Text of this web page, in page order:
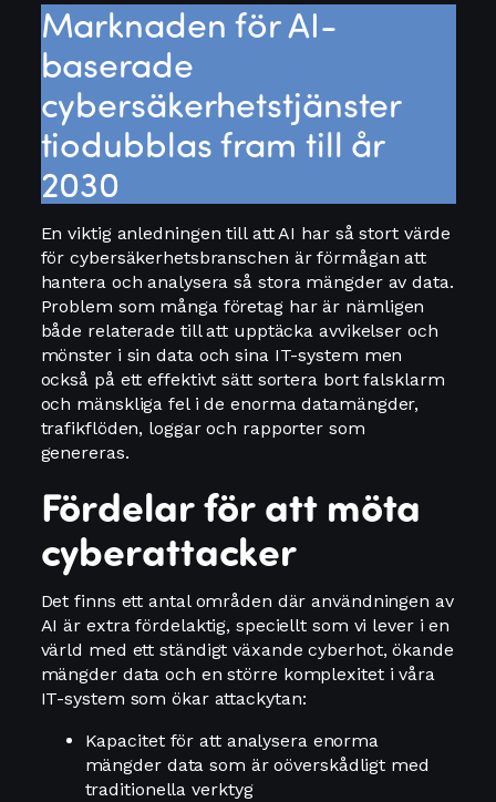
Marknaden för AI-
baserade
cybersäkerhetstjänster
tiodubblas fram till år
2030
En viktig anledningen till att AI har så stort värde
för cybersäkerhetsbranschen är förmågan att
hantera och analysera så stora mängder av data.
Problem som många företag har är nämligen
både relaterade till att upptäcka avvikelser och
mönster i sin data och sina IT-system men
också på ett effektivt sätt sortera bort falsklarm
och mänskliga fel i de enorma datamängder,
trafikflöden, loggar och rapporter som
genereras.
Fördelar för att möta
cyberattacker
Det finns ett antal områden där användningen av
AI är extra fördelaktig, speciellt som vi lever i en
värld med ett ständigt växande cyberhot, ökande
mängder data och en större komplexitet i våra
IT-system som ökar attackytan:
Kapacitet för att analysera enorma
mängder data som är oöverskådligt med
traditionella verktyg